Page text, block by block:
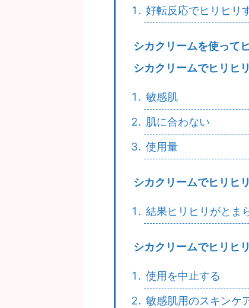
好転反応でヒリヒリ
シカクリームを使って
シカクリームでヒリヒ
敏感肌
肌に合わない
使用量
シカクリームでヒリヒ
結果ヒリヒリがとま
シカクリームでヒリヒ
使用を中止する
敏感肌用のスキンケ